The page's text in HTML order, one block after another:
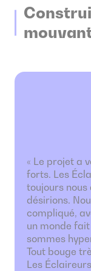
Le projet a
forts. Les
toujours nous
désirions.
compliqué,
un monde fait
sommes
Tout bouge
Les